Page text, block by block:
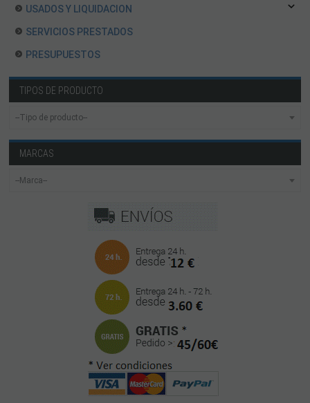
USADOS Y LIQUIDACION
SERVICIOS PRESTADOS
PRESUPUESTOS
TIPOS DE PRODUCTO
MARCAS